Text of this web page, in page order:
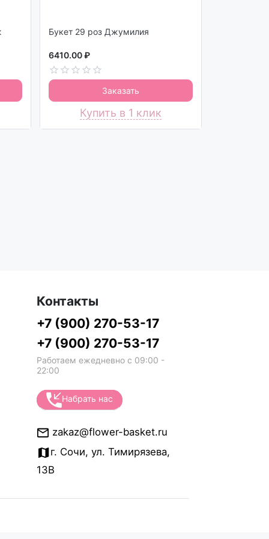
Букет 29 роз Джумилия
6410.00 ₽
Заказать
Купить в 1 клик
Контакты
+7 (900) 270-53-17
+7 (900) 270-53-17
Работаем ежедневно с 09:00 -
22:00
Набрать нас
zakaz@flower-basket.ru
г. Сочи, ул. Тимирязева,
13В